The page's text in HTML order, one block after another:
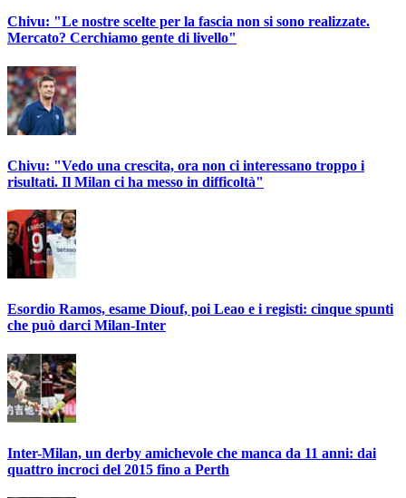
Chivu: "Le nostre scelte per la fascia non si sono realizzate.
Mercato? Cerchiamo gente di livello"
Chivu: "Vedo una crescita, ora non ci interessano troppo i
risultati. Il Milan ci ha messo in difficoltà"
Esordio Ramos, esame Diouf, poi Leao e i registi: cinque spunti
che può darci Milan-Inter
Inter-Milan, un derby amichevole che manca da 11 anni: dai
quattro incroci del 2015 fino a Perth